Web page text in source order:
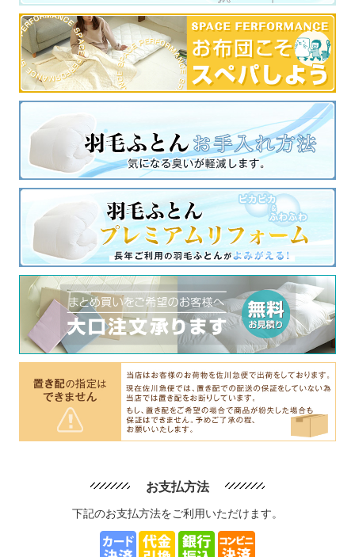
お支払方法
下記のお支払方法をご利用いただけます。